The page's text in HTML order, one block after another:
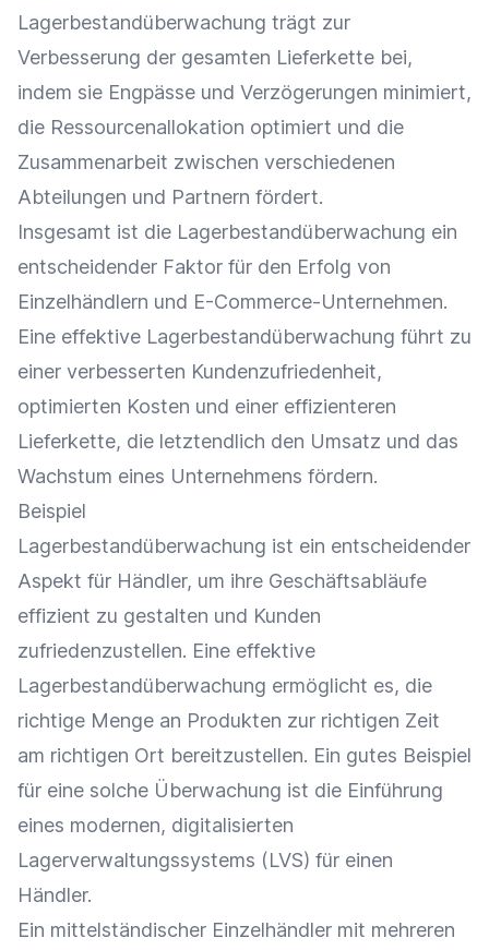
Lagerbestandüberwachung trägt zur
Verbesserung der gesamten Lieferkette bei,
indem sie Engpässe und Verzögerungen minimiert,
die Ressourcenallokation optimiert und die
Zusammenarbeit zwischen verschiedenen
Abteilungen und Partnern fördert.
Insgesamt ist die Lagerbestandüberwachung ein
entscheidender Faktor für den Erfolg von
Einzelhändlern und E-Commerce-Unternehmen.
Eine effektive Lagerbestandüberwachung führt zu
einer verbesserten Kundenzufriedenheit,
optimierten Kosten und einer effizienteren
Lieferkette, die letztendlich den Umsatz und das
Wachstum eines Unternehmens fördern.
Beispiel
Lagerbestandüberwachung ist ein entscheidender
Aspekt für Händler, um ihre Geschäftsabläufe
effizient zu gestalten und Kunden
zufriedenzustellen. Eine effektive
Lagerbestandüberwachung ermöglicht es, die
richtige Menge an Produkten zur richtigen Zeit
am richtigen Ort bereitzustellen. Ein gutes Beispiel
für eine solche Überwachung ist die Einführung
eines modernen, digitalisierten
Lagerverwaltungssystems (LVS) für einen
Händler.
Ein mittelständischer Einzelhändler mit mehreren